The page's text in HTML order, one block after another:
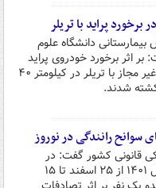
دانشگاه علوم
اثر برخورد خودروی پراید
حامل اتباع خارجی غیر مجاز با تریلر در کیلومتر ۴۰
سوانح رانندگی در نوروز
قانونی کشور گفت: در
تصادفات نوروز سال ۱۴۰۱ از ۲۵ اسفند تا ۱۵